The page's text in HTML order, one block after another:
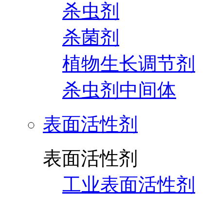
杀虫剂
杀菌剂
植物生长调节剂
杀虫剂中间体
表面活性剂
表面活性剂
工业表面活性剂